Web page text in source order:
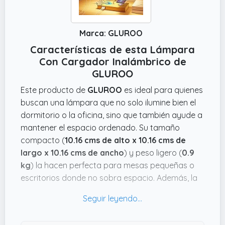
Marca: GLUROO
Características de esta Lámpara
Con Cargador Inalámbrico de
GLUROO
Este producto de GLUROO es ideal para quienes
buscan una lámpara que no solo ilumine bien el
dormitorio o la oficina, sino que también ayude a
mantener el espacio ordenado. Su tamaño
compacto (10.16 cms de alto x 10.16 cms de
largo x 10.16 cms de ancho) y peso ligero (0.9
kg) la hacen perfecta para mesas pequeñas o
escritorios donde no sobra espacio. Además, la
facilita ajustar la luz según el momento: suave